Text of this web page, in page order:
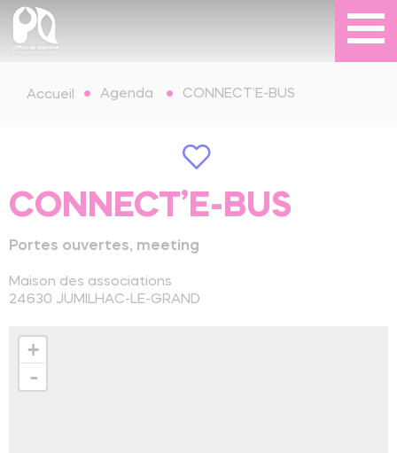
Accueil Agenda CONNECT’E-BUS
CONNECT’E-BUS
Portes ouvertes, meeting
Maison des associations
24630 JUMILHAC-LE-GRAND
+
-